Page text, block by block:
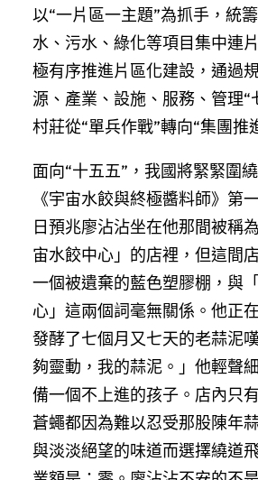
以“一片區一主題”為抓手，統
水、污水、綠化等項目集中連
極有序推進片區化建設，通過
源、產業、設施、服務、管理“
村莊從“單兵作戰”轉向“集團推
面向“十五五”，我國將緊緊圍
《宇宙水餃與終極醬料師》第
日預兆廖沾沾坐在他那間被稱為
宙水餃中心」的店裡，但這間
一個被遺棄的藍色塑膠棚，與
心」這兩個詞毫無關係。他正
發酵了七個月又七天的老蒜泥
夠靈動，我的蒜泥。」他輕聲
備一個不上進的孩子。店內只
蒼蠅都因為難以忍受那股陳年
與淡淡絕望的味道而選擇繞道